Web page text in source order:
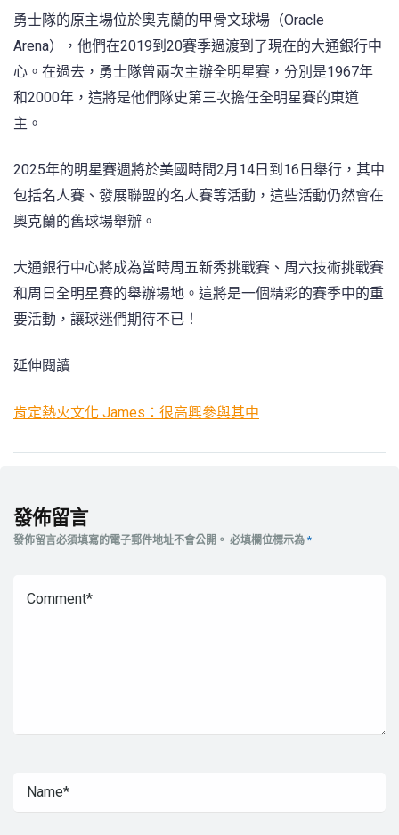
勇士隊的原主場位於奧克蘭的甲骨文球場（Oracle
Arena），他們在2019到20賽季過渡到了現在的大通銀行中
心。在過去，勇士隊曾兩次主辦全明星賽，分別是1967年
和2000年，這將是他們隊史第三次擔任全明星賽的東道
主。
2025年的明星賽週將於美國時間2月14日到16日舉行，其中
包括名人賽、發展聯盟的名人賽等活動，這些活動仍然會在
奧克蘭的舊球場舉辦。
大通銀行中心將成為當時周五新秀挑戰賽、周六技術挑戰賽
和周日全明星賽的舉辦場地。這將是一個精彩的賽季中的重
要活動，讓球迷們期待不已！
延伸閱讀
肯定熱火文化 James：很高興參與其中
發佈留言
發佈留言必須填寫的電子郵件地址不會公開。 必填欄位標示為 *